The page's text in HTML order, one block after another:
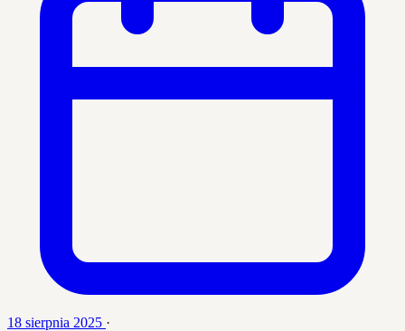
18 sierpnia 2025 ·